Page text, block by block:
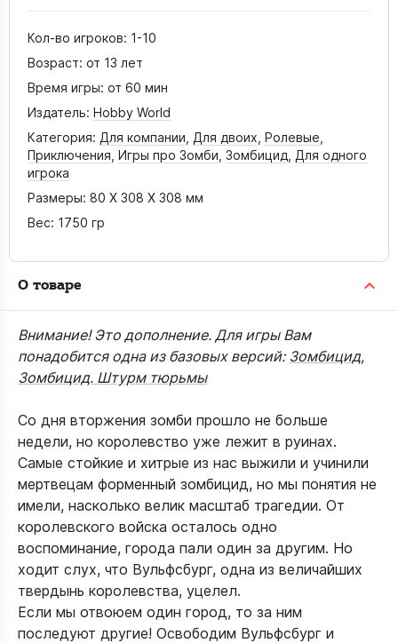
Кол-во игроков: 1-10
Возраст: от 13 лет
Время игры: от 60 мин
Издатель: Hobby World
Категория: Для компании Для двоих Ролевые
Приключения Игры про Зомби Зомбицид Для одного
игрока
Размеры: 80 X 308 X 308 мм
Вес: 1750 гр
О товаре
Внимание! Это дополнение. Для игры Вам
понадобится одна из базовых версий: Зомбицид,
Зомбицид. Штурм тюрьмы
Со дня вторжения зомби прошло не больше
недели, но королевство уже лежит в руинах.
Самые стойкие и хитрые из нас выжили и учинили
мертвецам форменный зомбицид, но мы понятия не
имели, насколько велик масштаб трагедии. От
королевского войска осталось одно
воспоминание, города пали один за другим. Но
ходит слух, что Вульфсбург, одна из величайших
твердынь королевства, уцелел.
Если мы отвоюем один город, то за ним
последуют другие! Освободим Вульфсбург и